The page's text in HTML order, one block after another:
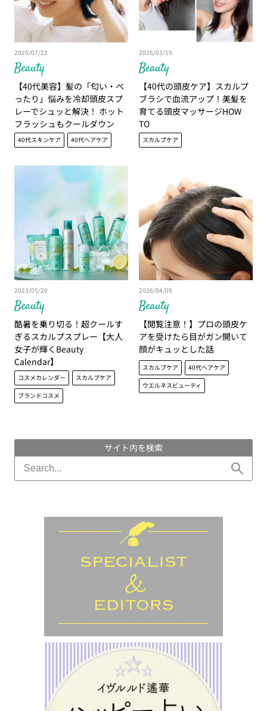
Beauty
2025/07/22
【40代美容】髪の「匂い・ぺ
ったり」悩みを冷却頭皮スプ
レーでシュッと解決！ ホット
フラッシュもクールダウン
40代スキンケア 40代ヘアケア
Beauty
2026/03/19
【40代の頭皮ケア】スカルプ
ブラシで血流アップ！美髪を
育てる頭皮マッサージHOW
TO
スカルプケア
Beauty
2023/05/20
酷暑を乗り切る！超クールす
ぎるスカルプスプレー【大人
女子が輝くBeauty
Calendar】
コスメカレンダー
スカルプケア
ブランドコスメ
Beauty
2026/04/09
【閲覧注意！】プロの頭皮ケ
アを受けたら目がガン開いて
顔がキュッとした話
スカルプケア
40代ヘアケア
ウエルネスビューティ
サイト内を検索